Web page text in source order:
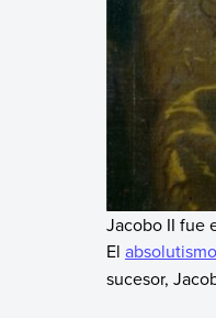
Jacobo II fue
El absolutismo
sucesor,